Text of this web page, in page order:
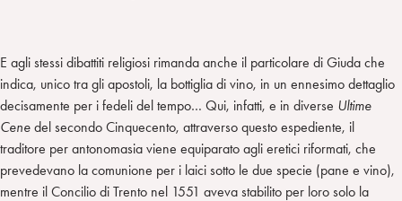
E agli stessi dibattiti religiosi rimanda anche il particolare di Giuda che
indica, unico tra gli apostoli, la bottiglia di vino, in un ennesimo dettaglio
decisamente per i fedeli del tempo… Qui, infatti, e in diverse Ultime
Cene del secondo Cinquecento, attraverso questo espediente, il
traditore per antonomasia viene equiparato agli eretici riformati, che
prevedevano la comunione per i laici sotto le due specie (pane e vino),
mentre il Concilio di Trento nel 1551 aveva stabilito per loro solo la